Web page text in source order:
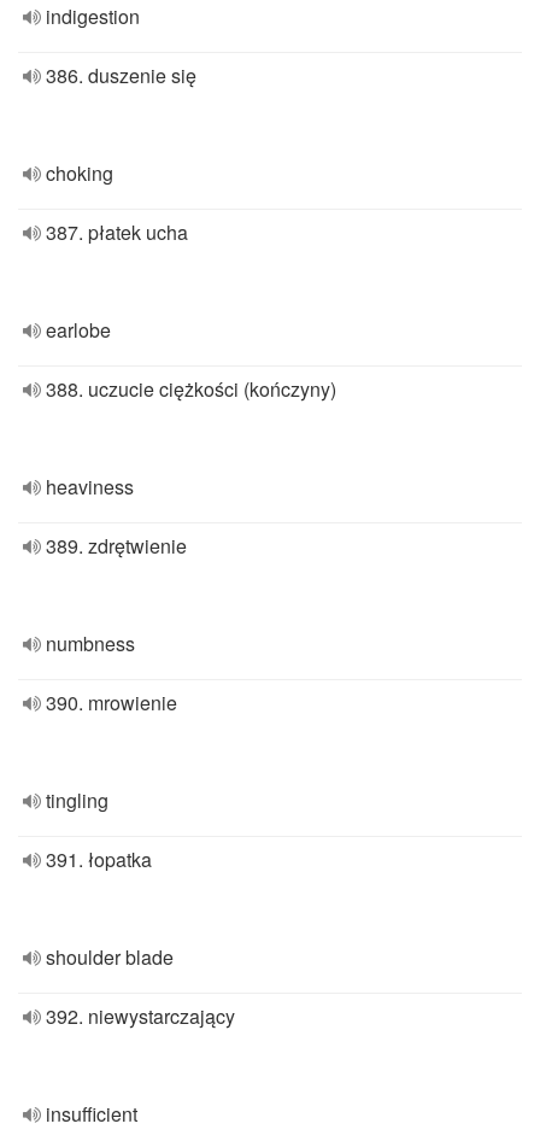
indigestion
386. duszenie się
choking
387. płatek ucha
earlobe
388. uczucie ciężkości (kończyny)
heaviness
389. zdrętwienie
numbness
390. mrowienie
tingling
391. łopatka
shoulder blade
392. niewystarczający
insufficient